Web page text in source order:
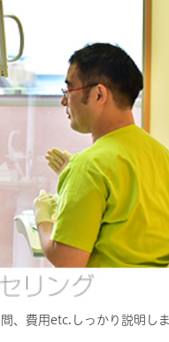
、費用etc.しっかり説明し